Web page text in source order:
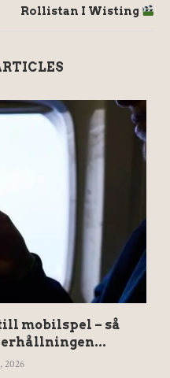
Rollistan I Wisting
mobilspel – så
2026